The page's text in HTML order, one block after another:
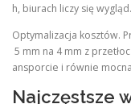
h, biurach liczy się wygląd.
Optymalizacja kosztów.
5 mm na 4 mm z
ansporcie i równie
Najczęstsze